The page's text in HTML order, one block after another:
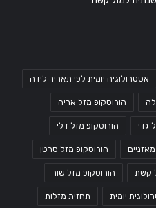
אסטרולוגיה יומית לפי תאריך לידה
הורוסקופ מזל אריה
גדי הורוסקופ מזל דלי
הורוסקופ מזל סרטן
קשת הורוסקופ מזל שור
יומית תחזית מזלות